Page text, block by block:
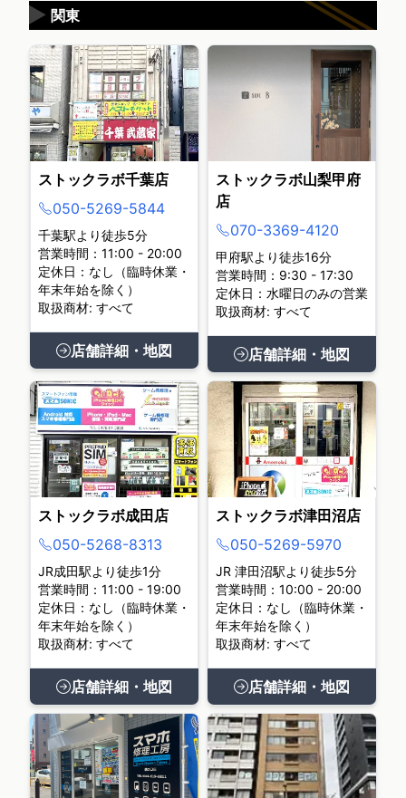
関東
▶
ストックラボ千葉店
050-5269-5844
千葉駅より徒歩5分
営業時間：11:00 - 20:00
定休日：なし（臨時休業・
年末年始を除く）
取扱商材: すべて
店舗詳細・地図
ストックラボ山梨甲府
店
070-3369-4120
甲府駅より徒歩16分
営業時間：9:30 - 17:30
定休日：水曜日のみの営業
取扱商材: すべて
店舗詳細・地図
ストックラボ成田店
050-5268-8313
JR成田駅より徒歩1分
営業時間：11:00 - 19:00
定休日：なし（臨時休業・
年末年始を除く）
取扱商材: すべて
店舗詳細・地図
ストックラボ津田沼店
050-5269-5970
JR 津田沼駅より徒歩5分
営業時間：10:00 - 20:00
定休日：なし（臨時休業・
年末年始を除く）
取扱商材: すべて
店舗詳細・地図